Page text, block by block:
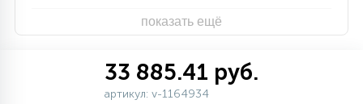
показать ещё
33 885.41 руб.
артикул: v-1164934